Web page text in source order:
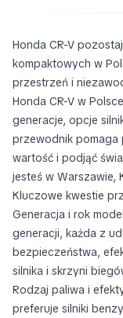
Honda CR-V
kompaktowych w
przestrzeń i
Honda CR-V w
generacje, opcje
przewodnik pomaga
wartość i podjąć
jesteś w Warszawie,
Kluczowe kwestie
Generacja i rok
generacji, każda z
bezpieczeństwa,
silnika i skrzyni
Rodzaj paliwa i
preferuje silniki